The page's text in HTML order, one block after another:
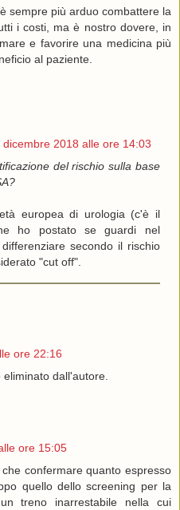
sempre più arduo combattere la
i costi, ma è nostro dovere, in
e favorire una medicina più
al paziente.
dicembre 2018 alle ore 14:03
del rischio sulla base
europea di urologia (c'è il
ho postato se guardi nel
secondo il rischio
"cut off".
ore 22:16
dall'autore.
ore 15:05
confermare quanto espresso
quello dello screening per la
treno inarrestabile nella cui